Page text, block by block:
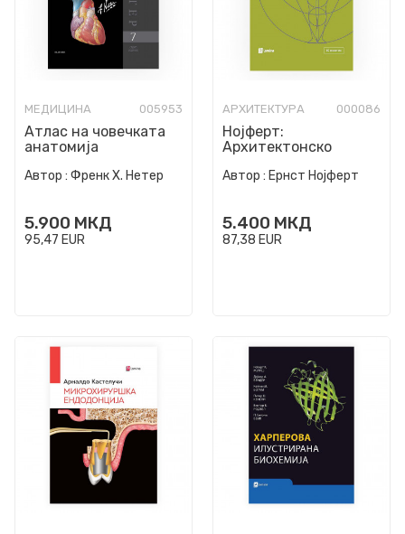
МЕДИЦИНА 005953
Атлас на човечката
анатомија
Автор : Френк Х. Нетер
5.900 МКД
95,47 EUR
АРХИТЕКТУРА 000086
Нојферт:
Архитектонско
Автор : Ернст Нојферт
5.400 МКД
87,38 EUR